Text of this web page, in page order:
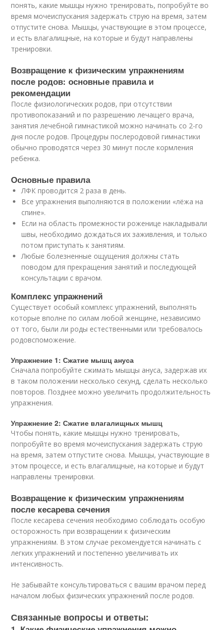
понять, какие мышцы нужно тренировать, попробуйте во
время мочеиспускания задержать струю на время, затем
отпустите снова. Мышцы, участвующие в этом процессе,
и есть влагалищные, на которые и будут направлены
тренировки.
Возвращение к физическим упражнениям
после родов: основные правила и
рекомендации
После физиологических родов, при отсутствии
противопоказаний и по разрешению лечащего врача,
занятия лечебной гимнастикой можно начинать со 2-го
дня после родов. Процедуры послеродовой гимнастики
обычно проводятся через 30 минут после кормления
ребенка.
Основные правила
ЛФК проводится 2 раза в день.
Все упражнения выполняются в положении «лёжа на
спине».
Если на область промежности роженице накладывали
швы, необходимо дождаться их заживления, и только
потом приступать к занятиям.
Любые болезненные ощущения должны стать
поводом для прекращения занятий и последующей
консультации с врачом.
Комплекс упражнений
Существует особый комплекс упражнений, выполнять
которые вполне по силам любой женщине, независимо
от того, были ли роды естественными или требовалось
родовспоможение.
Упражнение 1: Сжатие мышц ануса
Сначала попробуйте сжимать мышцы ануса, задержав их
в таком положении несколько секунд, сделать несколько
повторов. Позднее можно увеличить продолжительность
упражнения.
Упражнение 2: Сжатие влагалищных мышц
Чтобы понять, какие мышцы нужно тренировать,
попробуйте во время мочеиспускания задержать струю
на время, затем отпустите снова. Мышцы, участвующие в
этом процессе, и есть влагалищные, на которые и будут
направлены тренировки.
Возвращение к физическим упражнениям
после кесарева сечения
После кесарева сечения необходимо соблюдать особую
осторожность при возвращении к физическим
упражнениям. В этом случае рекомендуется начинать с
легких упражнений и постепенно увеличивать их
интенсивность.
Не забывайте консультироваться с вашим врачом перед
началом любых физических упражнений после родов.
Связанные вопросы и ответы: